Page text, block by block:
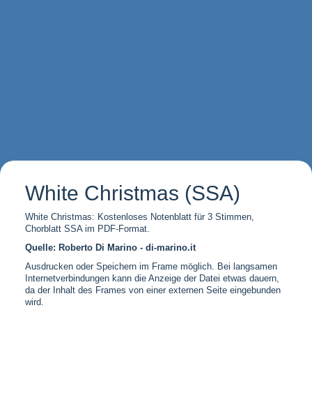
White Christmas (SSA)
White Christmas: Kostenloses Notenblatt für 3 Stimmen,
Chorblatt SSA im PDF-Format.
Quelle: Roberto Di Marino - di-marino.it
Ausdrucken oder Speichern im Frame möglich. Bei langsamen
Internetverbindungen kann die Anzeige der Datei etwas dauern,
da der Inhalt des Frames von einer externen Seite eingebunden
wird.